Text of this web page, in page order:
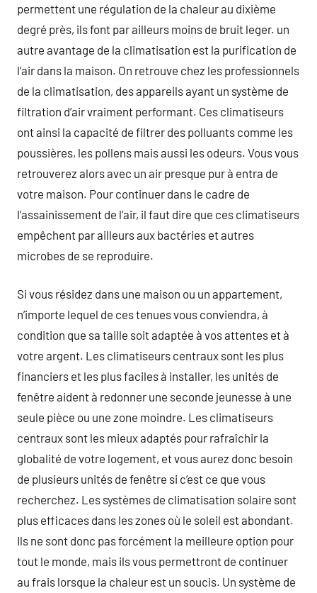
permettent une régulation de la chaleur au dixième
degré près, ils font par ailleurs moins de bruit leger. un
autre avantage de la climatisation est la purification de
l’air dans la maison. On retrouve chez les professionnels
de la climatisation, des appareils ayant un système de
filtration d’air vraiment performant. Ces climatiseurs
ont ainsi la capacité de filtrer des polluants comme les
poussières, les pollens mais aussi les odeurs. Vous vous
retrouverez alors avec un air presque pur à entra de
votre maison. Pour continuer dans le cadre de
l’assainissement de l’air, il faut dire que ces climatiseurs
empêchent par ailleurs aux bactéries et autres
microbes de se reproduire.
Si vous résidez dans une maison ou un appartement,
n’importe lequel de ces tenues vous conviendra, à
condition que sa taille soit adaptée à vos attentes et à
votre argent. Les climatiseurs centraux sont les plus
financiers et les plus faciles à installer, les unités de
fenêtre aident à redonner une seconde jeunesse à une
seule pièce ou une zone moindre. Les climatiseurs
centraux sont les mieux adaptés pour rafraîchir la
globalité de votre logement, et vous aurez donc besoin
de plusieurs unités de fenêtre si c’est ce que vous
recherchez. Les systèmes de climatisation solaire sont
plus efficaces dans les zones où le soleil est abondant.
Ils ne sont donc pas forcément la meilleure option pour
tout le monde, mais ils vous permettront de continuer
au frais lorsque la chaleur est un soucis. Un système de